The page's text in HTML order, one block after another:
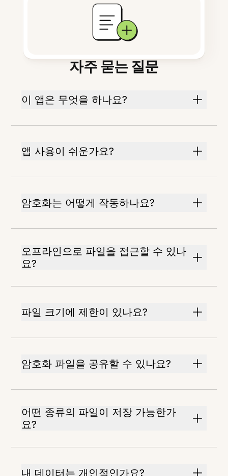
자주 묻는 질문
이 앱은 무엇을 하나요?
앱 사용이 쉬운가요?
암호화는 어떻게 작동하나요?
오프라인으로 파일을 접근할 수 있나
요?
파일 크기에 제한이 있나요?
암호화 파일을 공유할 수 있나요?
어떤 종류의 파일이 저장 가능한가
요?
내 데이터는 개인적인가요?